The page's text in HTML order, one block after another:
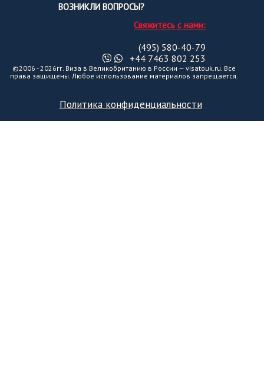
ВОЗНИКЛИ ВОПРОСЫ?
Свяжитесь с нами:
(495) 580-40-79
+44 7463 802 253
©2006 - 2026гг. Виза в Великобританию в России — visatouk.ru. Все
права защищены. Любое использование материалов запрещается.
Политика конфиденциальности